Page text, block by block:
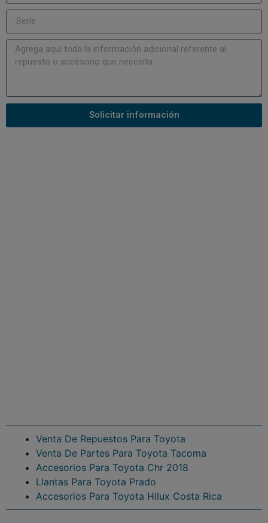
Solicitar información
Venta De Repuestos Para Toyota
Venta De Partes Para Toyota Tacoma
Accesorios Para Toyota Chr 2018
Llantas Para Toyota Prado
Accesorios Para Toyota Hilux Costa Rica